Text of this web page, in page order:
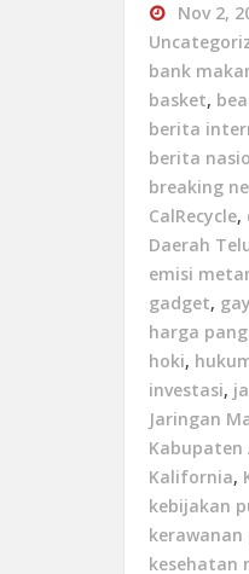
Nov 2,
bank
basket,
berita
berita
breaking
CalRecycle,
Daerah
emisi
gadget,
harga
hoki,
investasi,
Jaringan
Kabupaten
Kalifornia,
kebijakan
kerawanan
kesehatan